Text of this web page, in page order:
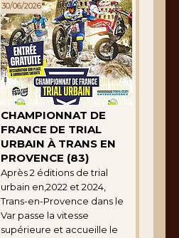
30/06/2026
CHAMPIONNAT DE
FRANCE DE TRIAL
URBAIN À TRANS EN
PROVENCE (83)
Après 2 éditions de trial
urbain en,2022 et 2024,
Trans-en-Provence dans le
Var passe la vitesse
supérieure et accueille le